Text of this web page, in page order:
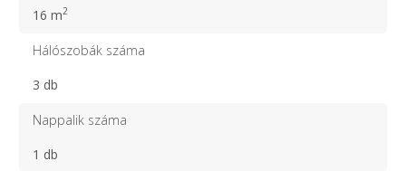
16 m2
Hálószobák száma
3 db
Nappalik száma
1 db